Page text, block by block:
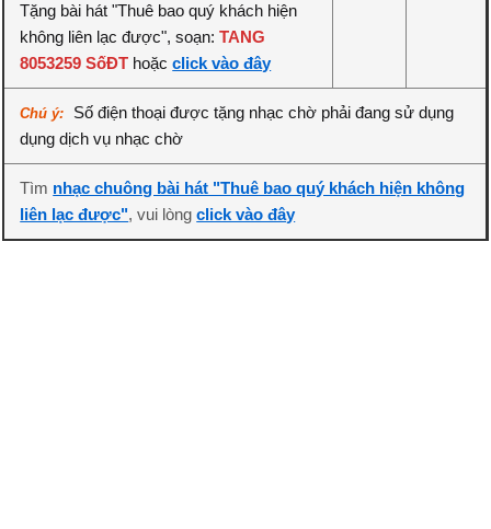
Tặng bài hát "Thuê bao quý khách hiện
không liên lạc được", soạn:TANG
8053259 SốĐT hoặcclick vào đây
Chú ý:
Số điện thoại được tặng nhạc chờ phải đang sử dụng
dụng dịch vụ nhạc chờ
Tìm nhạc chuông bài hát "Thuê bao quý khách hiện không
liên lạc được", vui lòngclick vào đây